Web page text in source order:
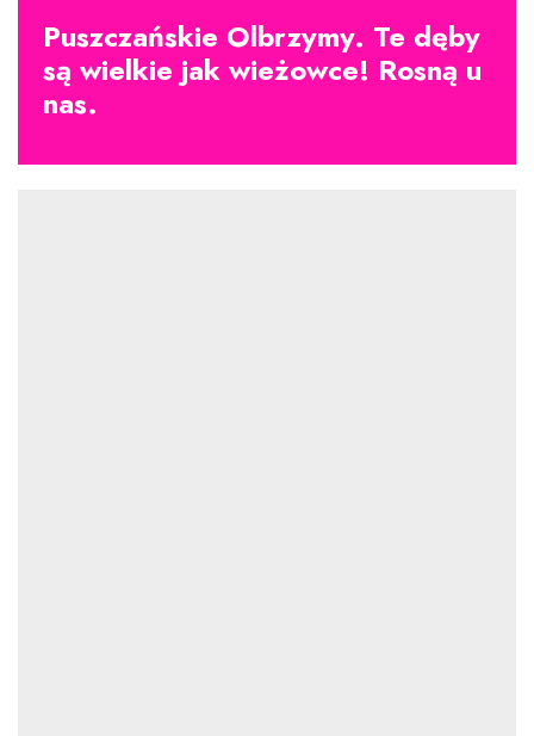
Puszczańskie Olbrzymy. Te dęby
są wielkie jak wieżowce! Rosną u
nas.